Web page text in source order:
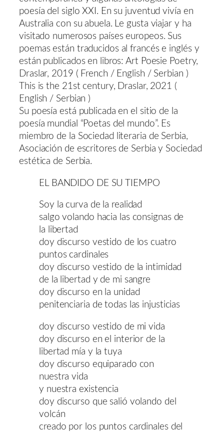
poesía del siglo XXI. En su juventud vivía en
Australia con su abuela. Le gusta viajar y ha
visitado numerosos países europeos. Sus
poemas están traducidos al francés e inglés y
están publicados en libros: Art Poesie Poetry,
Draslar, 2019 ( French / English / Serbian )
This is the 21st century, Draslar, 2021 (
English / Serbian )
Su poesía está publicada en el sitio de la
poesía mundial “Poetas del mundo”. Es
miembro de la Sociedad literaria de Serbia,
Asociación de escritores de Serbia y Sociedad
estética de Serbia.
EL BANDIDO DE SU TIEMPO
Soy la curva de la realidad
salgo volando hacia las consignas de
la libertad
doy discurso vestido de los cuatro
puntos cardinales
doy discurso vestido de la intimidad
de la libertad y de mi sangre
doy discurso en la unidad
penitenciaria de todas las injusticias
doy discurso vestido de mi vida
doy discurso en el interior de la
libertad mía y la tuya
doy discurso equiparado con
nuestra vida
y nuestra existencia
doy discurso que salió volando del
volcán
creado por los puntos cardinales del